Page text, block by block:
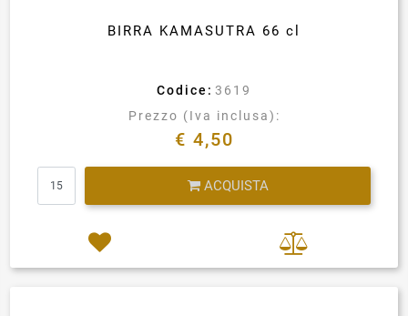
BIRRA KAMASUTRA 66 cl
Codice: 3619
Prezzo (Iva inclusa):
€ 4,50
ACQUISTA